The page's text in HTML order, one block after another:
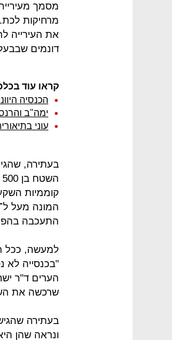
מסמך
מרחיקות
דונמים
קראו עוד
הכנסיה
ימה"ב
עוני
קוממיות
התעכבה
למעשה, ככל
"בכנסייה לא
הערים ד"ר
שרכשה את
בעתירה
ונראה שהן